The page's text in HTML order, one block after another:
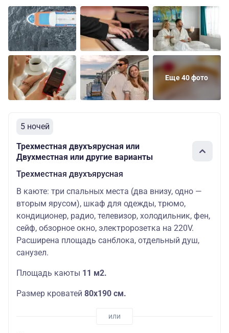
Шлюпочная
Делюкс с
двуспальной
кроватью
Основных
мест: 2
Еще 40 фото
5 ночей
Трехместная двухъярусная или
Двухместная или другие варианты
Трехместная двухъярусная
В каюте: три спальных места (два внизу, одно —
вторым ярусом), шкаф для одежды, трюмо,
кондиционер, радио, телевизор, холодильник, фен,
сейф, обзорное окно, электророзетка на 220V.
Расширена площадь санблока, отдельный душ,
санузел.
Площадь каюты 11 м2.
Размер кроватей 80х190 см.